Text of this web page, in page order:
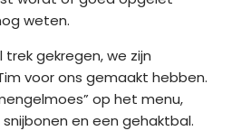
weten.
gekregen, we zijn
voor ons gemaakt hebben.
op het menu,
en een gehaktbal.